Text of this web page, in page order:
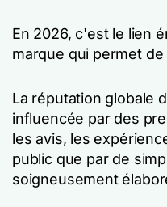
En 2026, c'est le lien
marque qui permet
La réputation globale
influencée par des
les avis, les
public que par de
soigneusement